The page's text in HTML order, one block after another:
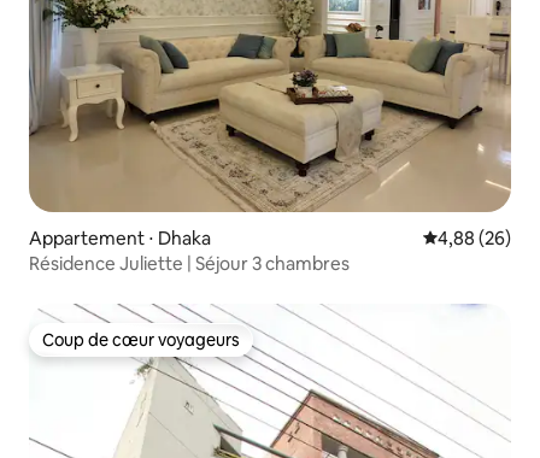
Appartement ⋅ Dhaka Évaluation
4,88 (26)
Résidence Juliette | Séjour 3 chambres
Coup de cœur voyageurs
Coup de cœur voyageurs